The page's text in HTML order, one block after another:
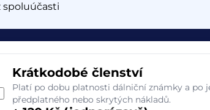
spoluúčasti
Krátkodobé členství
Platí po dobu platnosti dálniční známky a po
předplatného nebo skrytých nákladů.